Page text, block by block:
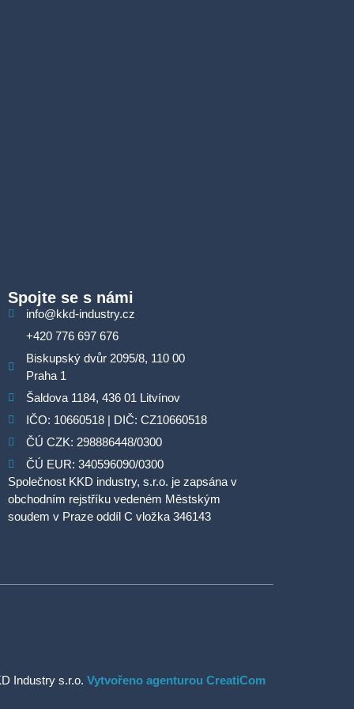
Spojte se s námi
info@kkd-industry.cz
+420 776 697 676
Biskupský dvůr 2095/8, 110 00
Praha 1
Šaldova 1184, 436 01 Litvínov
IČO: 10660518 | DIČ: CZ10660518
ČÚ CZK: 298886448/0300
ČÚ EUR: 340596090/0300
Společnost KKD industry, s.r.o. je zapsána v
obchodním rejstříku vedeném Městským
soudem v Praze oddíl C vložka 346143
Industry s.r.o. Vytvořeno agenturou CreatiCom